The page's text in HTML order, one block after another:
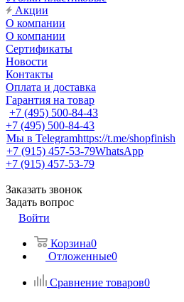
Акции
О компании
О компании
Сертификаты
Новости
Контакты
Оплата и доставка
Гарантия на товар
+7 (495) 500-84-43
+7 (495) 500-84-43
Мы в Telegramhttps://t.me/shopfinish
+7 (915) 457-53-79WhatsApp
+7 (915) 457-53-79
Заказать звонок
Задать вопрос
Войти
Корзина0
Отложенные0
Сравнение товаров0